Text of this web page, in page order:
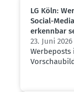
LG Köln:
Social-
erkennbar
23. Juni 2026
Werbeposts